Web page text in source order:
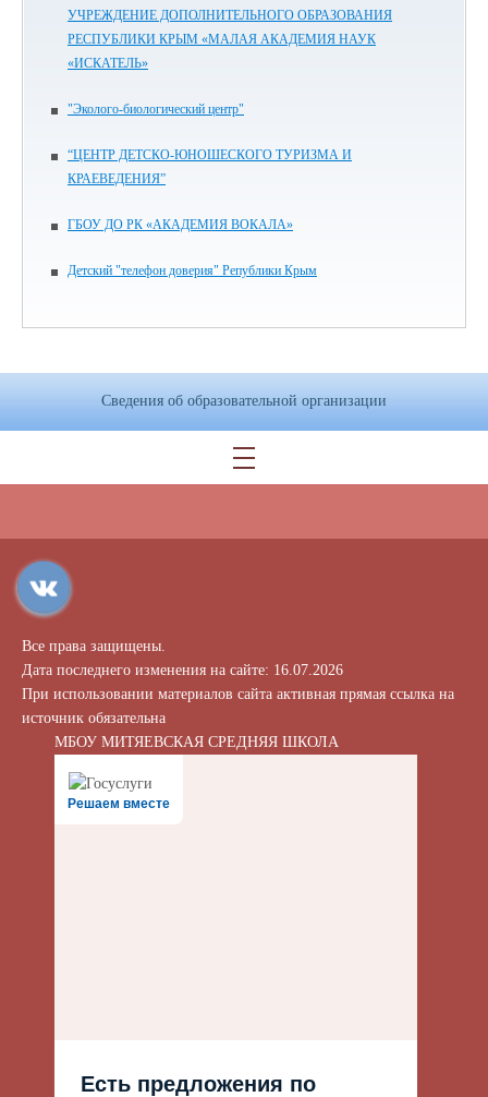
УЧРЕЖДЕНИЕ ДОПОЛНИТЕЛЬНОГО ОБРАЗОВАНИЯ
РЕСПУБЛИКИ КРЫМ «МАЛАЯ АКАДЕМИЯ НАУК
«ИСКАТЕЛЬ»
"Эколого-биологический центр"
“ЦЕНТР ДЕТСКО-ЮНОШЕСКОГО ТУРИЗМА И
КРАЕВЕДЕНИЯ”
ГБОУ ДО РК «АКАДЕМИЯ ВОКАЛА»
Детский "телефон доверия" Републики Крым
Сведения об образовательной организации
Все права защищены.
Дата последнего изменения на сайте: 16.07.2026
При использовании материалов сайта активная прямая ссылка на
источник обязательна
МБОУ МИТЯЕВСКАЯ СРЕДНЯЯ ШКОЛА
Решаем вместе
Есть предложения по